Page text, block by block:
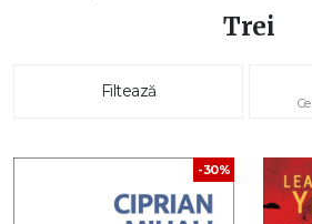
Trei
Filtează
-30%